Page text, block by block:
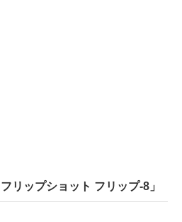
リップショット フリップ-8」